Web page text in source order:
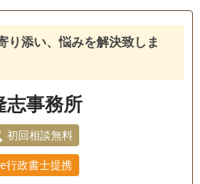
り添い、悩みを解決致しま
志事務所
初回相談無料
e行政書士提携